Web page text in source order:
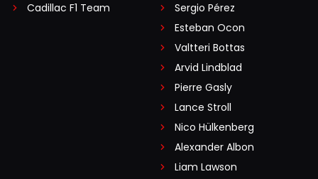
Cadillac F1 Team
Sergio Pérez
Esteban Ocon
Valtteri Bottas
Arvid Lindblad
Pierre Gasly
Lance Stroll
Nico Hülkenberg
Alexander Albon
Liam Lawson